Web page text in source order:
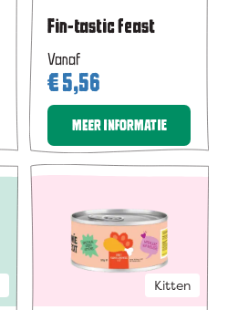
Fin-tastic feast
Vanaf
€5,56
MEER INFORMATIE
Kitten